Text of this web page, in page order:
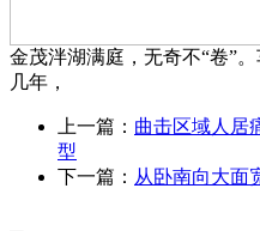
金茂泮湖满庭，无奇不“卷”
几年，
上一篇： 曲击区域人
型
下一篇： 从卧南向大面